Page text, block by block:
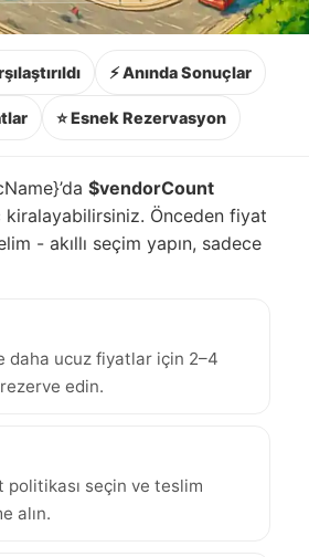
⚡ Anında Sonuçlar
⭐ Esnek Rezervasyon
$vendorCount
kiralayabilirsiniz. Önceden fiyat
- akıllı seçim yapın, sadece
daha ucuz fiyatlar için 2–4
edin.
politikası seçin ve teslim
alın.